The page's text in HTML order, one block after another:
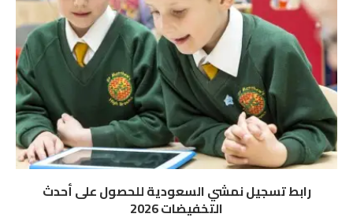
رابط تسجيل نمشي السعودية للحصول على أحدث
التخفيضات 2026